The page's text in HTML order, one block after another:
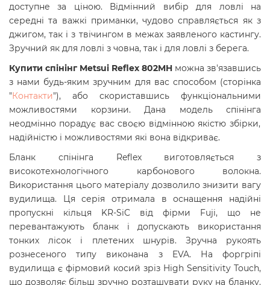
доступне за ціною. Відмінний вибір для ловлі на
середні та важкі приманки, чудово справляється як з
джигом, так і з твічингом в межах заявленого кастингу.
Зручний як для ловлі з човна, так і для ловлі з берега.
Купити спінінг Metsui Reflex 802MH можна зв'язавшись
з нами будь-яким зручним для вас способом (сторінка
"Контакти"), або скориставшись функціональними
можливостями корзини. Дана модель спінінга
неодмінно порадує вас своєю відмінною якістю збірки,
надійністю і можливостями які вона відкриває.
Бланк спінінга Reflex виготовляється з
високотехнологічного карбонового волокна.
Використання цього матеріалу дозволило знизити вагу
вудилища. Ця серія отримала в оснащення надійні
пропускні кільця KR-SiC від фірми Fuji, що не
перевантажують бланк і допускають використання
тонких лісок і плетених шнурів. Зручна рукоять
рознесеного типу виконана з EVA. На форгріпі
вудилища є фірмовий косий зріз High Sensitivity Touch,
що дозволяє більш зручно розташувати руку на бланку.